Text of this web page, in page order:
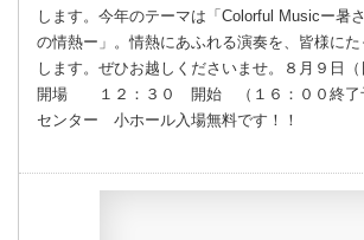
します。今年のテーマは「Colorful Musicー暑
の情熱ー」。情熱にあふれる演奏を、皆様に
します。ぜひお越しくださいませ。８月９日
開場 １２：３０ 開始 （１６：００終了
センター 小ホール入場無料です！！